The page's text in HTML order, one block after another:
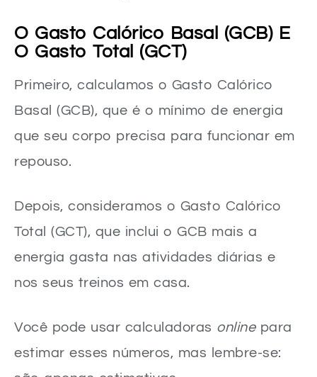
O Gasto Calórico Basal (GCB) E
O Gasto Total (GCT)
Primeiro, calculamos o Gasto Calórico
Basal (GCB), que é o mínimo de energia
que seu corpo precisa para funcionar em
repouso.
Depois, consideramos o Gasto Calórico
Total (GCT), que inclui o GCB mais a
energia gasta nas atividades diárias e
nos seus treinos em casa.
Você pode usar calculadoras onlinepara
estimar esses números, mas lembre-se: